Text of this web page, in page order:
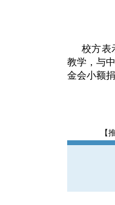
校方表
教学，与
金会小额
【